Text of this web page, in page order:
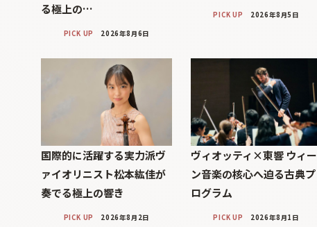
る極上の…
PICK UP 2026年8月6日
PICK UP 2026年8月5日
国際的に活躍する実力派ヴ
ァイオリニスト松本紘佳が
奏でる極上の響き
PICK UP 2026年8月2日
ヴィオッティ×東響 ウィー
ン音楽の核心へ迫る古典プ
ログラム
PICK UP 2026年8月1日